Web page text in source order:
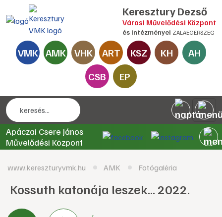
Keresztury Dezső
Városi Művelődési Központ
és intézményei ZALAEGERSZEG
VMK AMK VHK ART KSZ KH
AH
CSB
EP
Apáczai Csere János
Művelődési Központ
www.kereszturyvmk.hu AMK Fotógaléria
Kossuth katonája leszek... 2022.